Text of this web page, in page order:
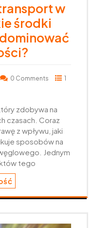
w
środki
0 Comments
1
zdobywa na
czasach. Coraz
z wpływu, jaki
sposobów na
Jednym
tego